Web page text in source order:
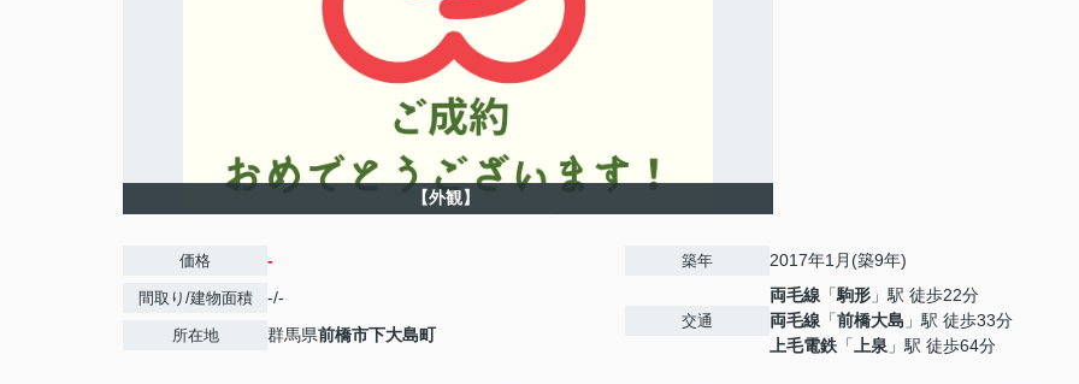
【外観】
価格 -
間取り/建物面積 -/-
所在地 群馬県前橋市下大島町
築年 2017年1月(築9年)
交通
両毛線 「駒形 」駅 徒歩22分
両毛線 「前橋大島 」駅 徒歩33分
上毛電鉄 「 上泉 」駅 徒歩64分